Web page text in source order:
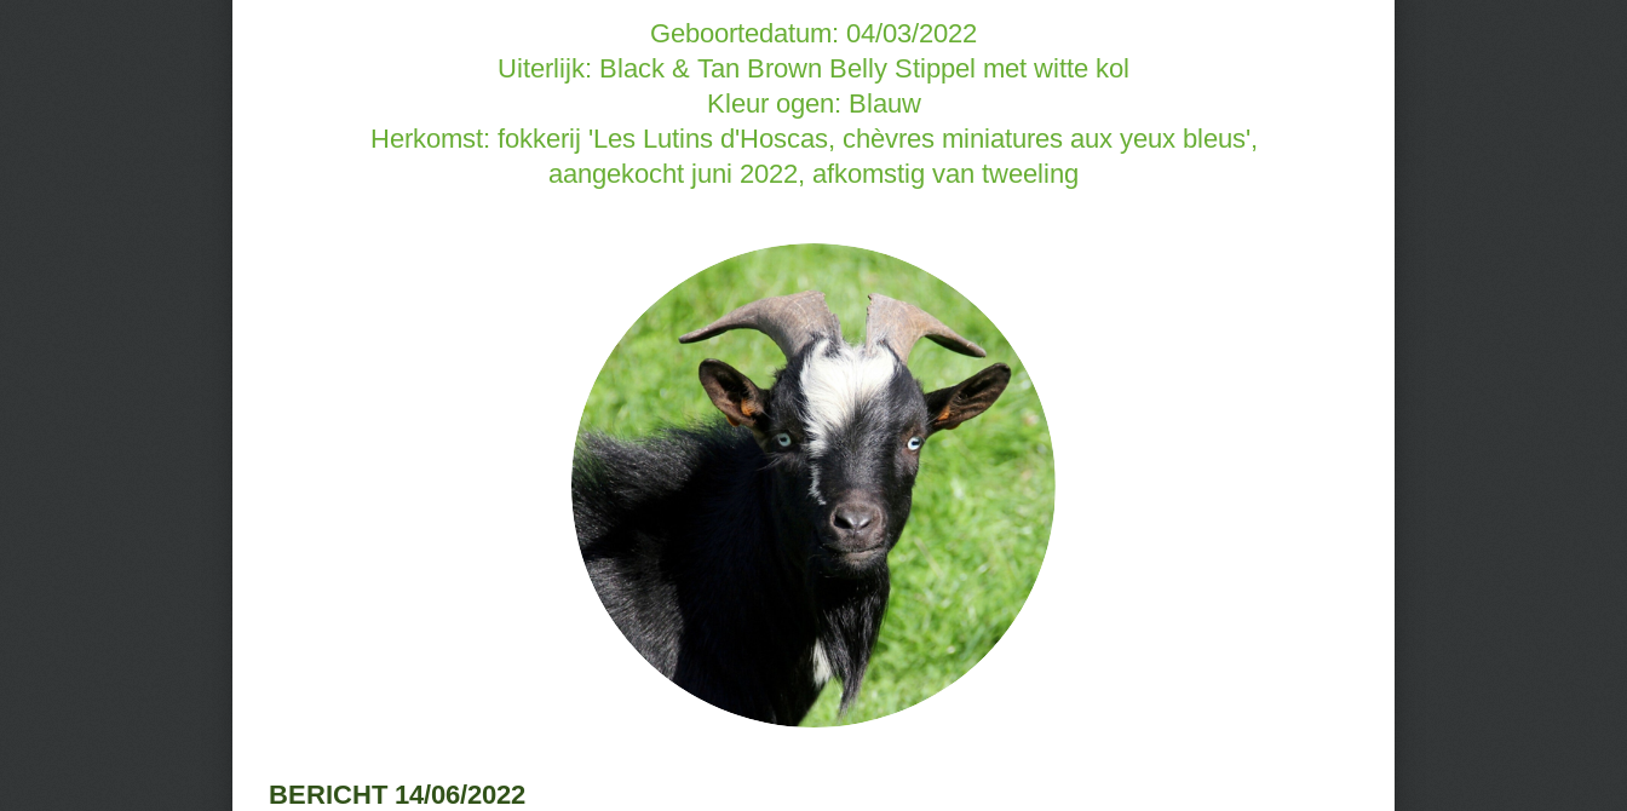
Geboortedatum: 04/03/2022
Uiterlijk: Black & Tan Brown Belly Stippel met witte kol
Kleur ogen: Blauw
Herkomst: fokkerij 'Les Lutins d'Hoscas, chèvres miniatures aux yeux bleus',
aangekocht juni 2022, afkomstig van tweeling
BERICHT 14/06/2022